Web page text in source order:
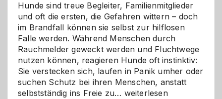
Hunde sind treue Begleiter, Familienmitglieder
und oft die ersten, die Gefahren wittern – doch
im Brandfall können sie selbst zur hilflosen
Falle werden. Während Menschen durch
Rauchmelder geweckt werden und Fluchtwege
nutzen können, reagieren Hunde oft instinktiv:
Sie verstecken sich, laufen in Panik umher oder
suchen Schutz bei ihren Menschen, anstatt
selbstständig ins Freie zu… Wenn
weiterlesen